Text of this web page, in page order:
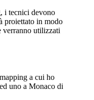
i tecnici devono
proiettato in modo
verranno utilizzati
a cui ho
uno a Monaco di